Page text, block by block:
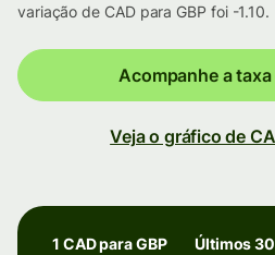
variação de CAD para GBP foi -1.10.
Acompanhe a
Veja o gráfico de
1 CAD para GBP Últimos